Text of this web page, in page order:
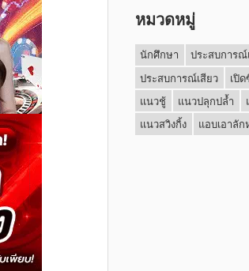
หมวดหมู่
นักศึกษา
ประสบการณ์
ประสบการณ์เสียว
เปิด
แนวชู้
แนวปลุกปล้ำ
แนวสวิงกิ้ง
แอบเอาลั